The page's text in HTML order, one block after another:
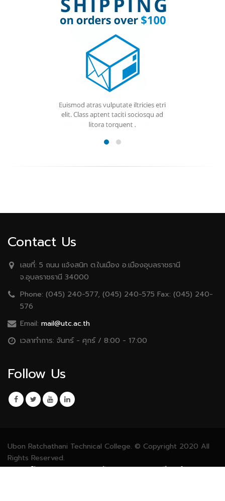
Contact Us
เลขที่: 5 ถนน เเจ้งสนิท ต.ในเมือง อ.เมืองอุบลราชธานี
จ.อุบลราชธานี 34000
Phone: (045) 240-577, (045) 240-575 Fax: (045) 240-
576
Email: mail@utc.ac.th
เวลาทำการ: จันทร์ - ศุกร์ / 8:00 - 17:00
Follow Us
Ubon Ratchathani Technical College. © Copyright 2020 All
Rights Reserved.
งานศูนย์ข้อมูลสารสนเทศ วิทยาลัยเทคนิคอุบลราชธานี ( Information